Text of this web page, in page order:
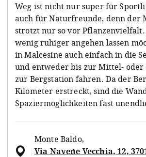
Weg ist nicht nur super für
auch für Naturfreunde, denn der
strotzt nur so vor Pflanzenvielfalt.
wenig ruhiger angehen lassen
in Malcesine auch einfach in die
und entweder bis zur Mittel- oder
zur Bergstation fahren. Da der
Kilometer erstreckt, sind die
Spaziermöglichkeiten fast
Monte Baldo,
Via Navene Vecchia, 12,